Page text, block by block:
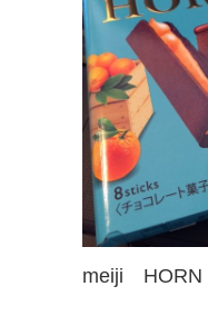
meiji HORN